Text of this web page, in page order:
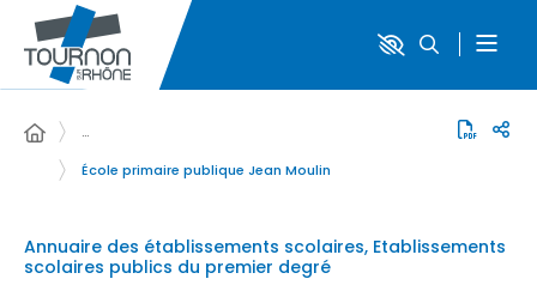
…
École primaire publique Jean Moulin
Annuaire des établissements scolaires, Etablissements
scolaires publics du premier degré